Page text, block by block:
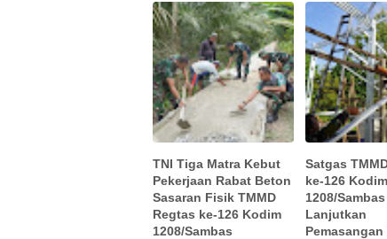
TNI Tiga Matra Kebut
Pekerjaan Rabat Beton
Sasaran Fisik TMMD
Regtas ke-126 Kodim
1208/Sambas
Satgas
ke-126 Kodim
1208/Sambas
Lanjutkan
Pemasangan